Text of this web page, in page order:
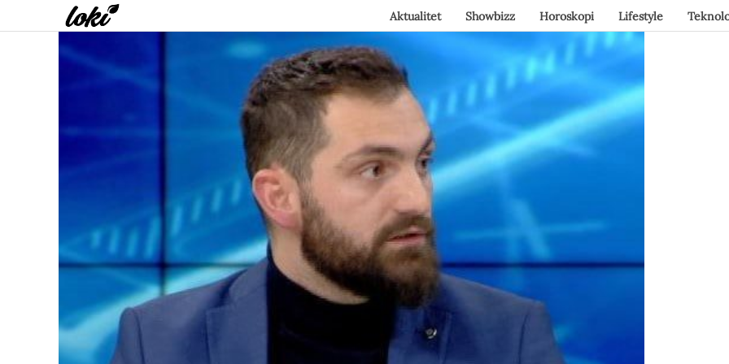
Aktualitet Showbizz Horoskopi Lifestyle